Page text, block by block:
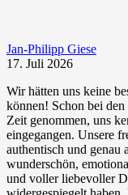
Jan-Philipp Giese
17. Juli 2026
Wir hätten uns keine
können! Schon bei
Zeit genommen, uns
eingegangen. Unsere
authentisch und genau
wunderschön,
und voller liebevoller